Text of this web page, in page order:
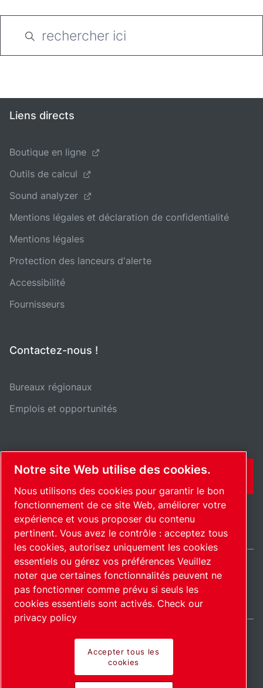
Liens directs
Boutique en ligne
Outils de calcul
Sound analyzer
Mentions légales et déclaration de confidentialité
Mentions légales
Protection des lanceurs d'alerte
Accessibilité
Fournisseurs
Contactez-nous !
Bureaux régionaux
Emplois et opportunités
CONTACT
Plan du siteGérer les cookies© 2026 Copyright.
France / FR
Notre site Web utilise des cookies.
Nous utilisons des cookies pour garantir le bon
fonctionnement de ce site Web, améliorer votre
expérience et vous proposer du contenu
pertinent. Vous avez le contrôle : acceptez tous
les cookies, autorisez uniquement les cookies
essentiels ou gérez vos préférences Veuillez
noter que certaines fonctionnalités peuvent ne
pas fonctionner comme prévu si seuls les
cookies essentiels sont activés. Check our
privacy policy
Accepter tous les
cookies